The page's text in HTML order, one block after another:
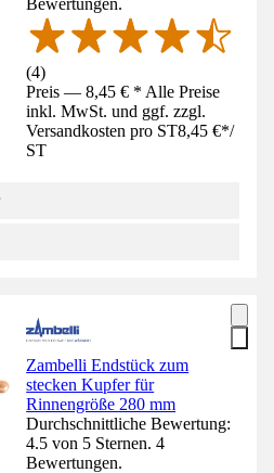
Bewertungen.
(4)
Preis — 8,45 € * Alle Preise
inkl. MwSt. und ggf. zzgl.
Versandkosten pro ST8,45 €*/
ST
Zambelli Endstück zum
stecken Kupfer für
Rinnengröße 280 mm
Durchschnittliche Bewertung:
4.5 von 5 Sternen. 4
Bewertungen.